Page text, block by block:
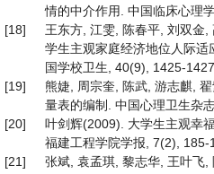
情的中介作用. 中国临床心理
[18]
王东方, 江雯, 陈春平, 刘双金
学生主观家庭经济地位人际
国学校卫生, 40(9), 1425-1427.
[19]
熊婕, 周宗奎, 陈武, 游志麒,
量表的编制. 中国心理卫生杂
[20]
叶剑辉(2009). 大学生主观幸
福建工程学院学报, 7(2), 185-
[21]
张斌, 袁孟琪, 黎志华, 王叶飞